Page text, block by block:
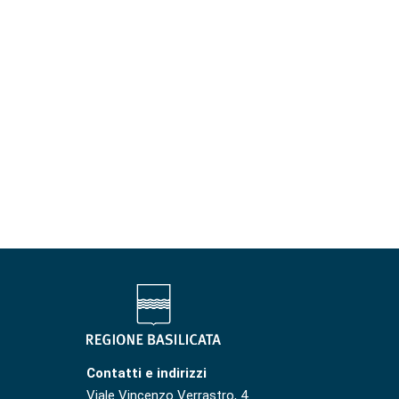
Contatti e indirizzi
Viale Vincenzo Verrastro, 4